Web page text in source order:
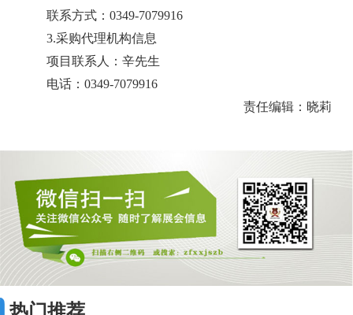
联系方式：0349-7079916
3.采购代理机构信息
项目联系人：辛先生
电话：0349-7079916
责任编辑：晓莉
热门推荐